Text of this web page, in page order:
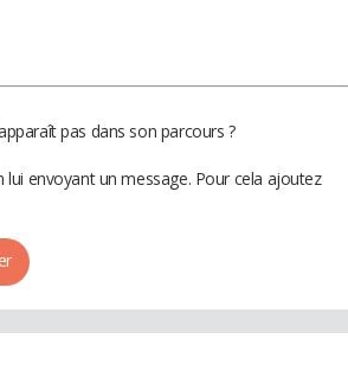
pas dans son parcours ?
envoyant un message. Pour cela ajoutez